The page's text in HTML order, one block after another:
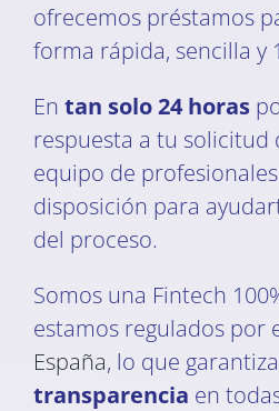
ofrecemos préstamos
forma rápida, sencilla y
En tan solo 24 horas
respuesta a tu solicitud
equipo de
disposición para
del proceso.
Somos una Fintech
estamos regulados por
España, lo que
transparencia en